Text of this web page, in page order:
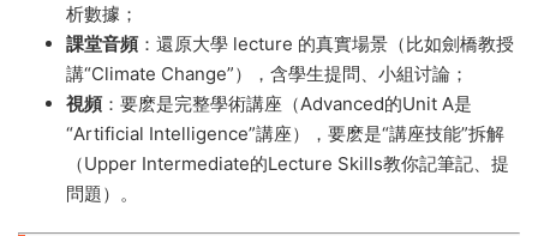
析數據；
課堂音頻​：還原大學 lecture 的真實場景（比如劍橋教授
講“Climate Change”），含學生提問、小組讨論；
視頻​：要麽是完整學術講座（Advanced的Unit A是
“Artificial Intelligence”講座），要麽是“講座技能”拆解
（Upper Intermediate的Lecture Skills教你記筆記、提
問題）。